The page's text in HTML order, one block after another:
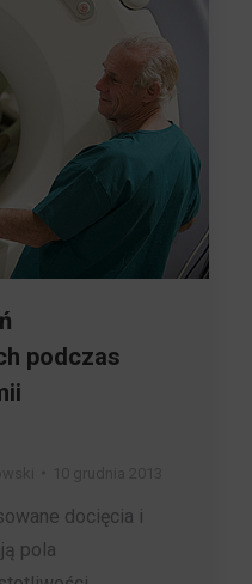
podczas
docięcia i
pola